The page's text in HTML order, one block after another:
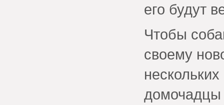
его будут
Чтобы
своему
домочадцы